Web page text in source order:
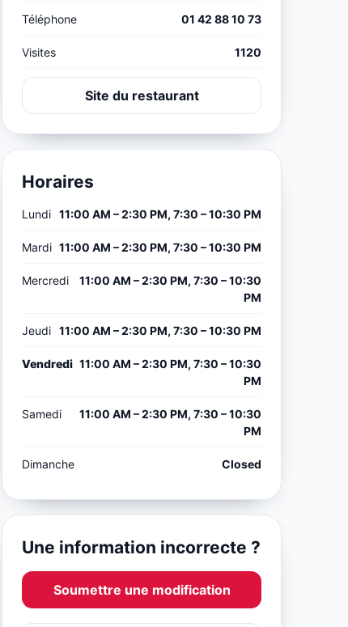
Téléphone 01 42 88 10 73
Visites 1120
Site du restaurant
Horaires
Lundi 11:00 AM – 2:30 PM, 7:30 – 10:30 PM
Mardi 11:00 AM – 2:30 PM, 7:30 – 10:30 PM
Mercredi
11:00 AM – 2:30 PM, 7:30 – 10:30
PM
Jeudi 11:00 AM – 2:30 PM, 7:30 – 10:30 PM
Vendredi 11:00 AM – 2:30 PM, 7:30 – 10:30
PM
Samedi
11:00 AM – 2:30 PM, 7:30 – 10:30
PM
Dimanche Closed
Une information incorrecte ?
Soumettre une modification